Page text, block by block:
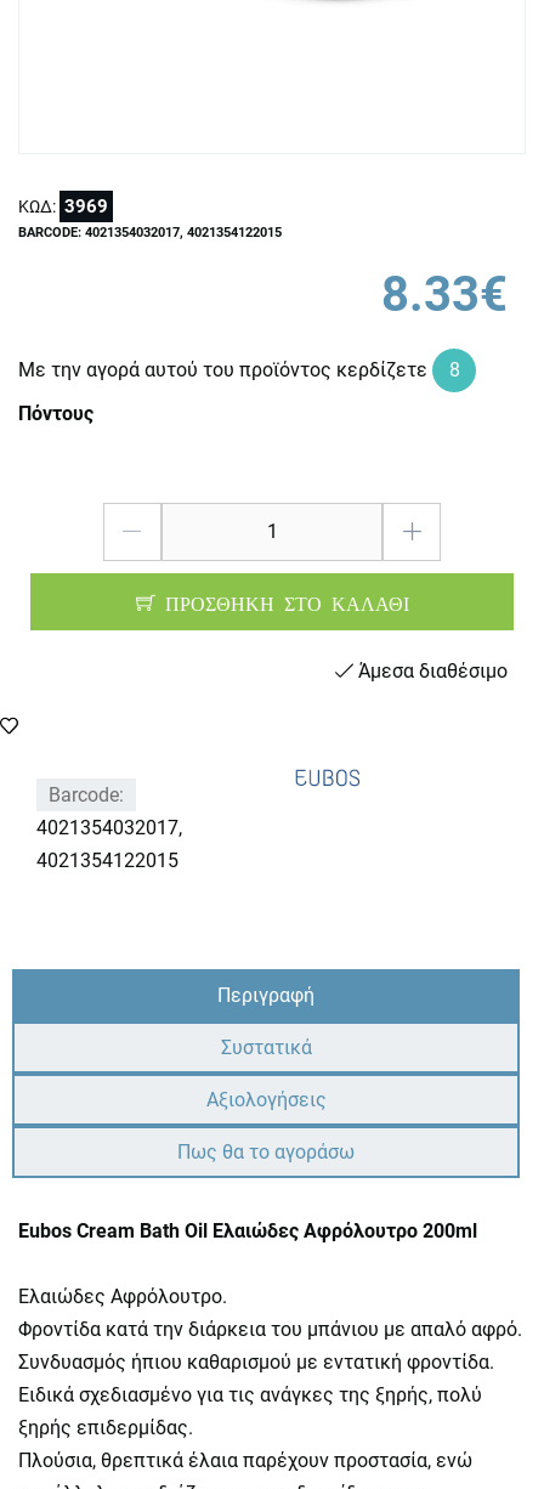
ΚΩΔ: 3969
BARCODE: 4021354032017, 4021354122015
8.33€
Με την αγορά αυτού του προϊόντος κερδίζετε
8
Πόντους
ΠΡΟΣΘΗΚΗ ΣΤΟ ΚΑΛΑΘΙ
Άμεσα διαθέσιμο
Barcode:
4021354032017,
4021354122015
Περιγραφή
Συστατικά
Αξιολογήσεις
Πως θα το αγοράσω
Eubos Cream Bath Oil Ελαιώδες Αφρόλουτρο 200ml
Ελαιώδες Αφρόλουτρο.
Φροντίδα κατά την διάρκεια του μπάνιου με απαλό αφρό.
Συνδυασμός ήπιου καθαρισμού με εντατική φροντίδα.
Ειδικά σχεδιασμένο για τις ανάγκες της ξηρής, πολύ
ξηρής επιδερμίδας.
Πλούσια, θρεπτικά έλαια παρέχουν προστασία, ενώ